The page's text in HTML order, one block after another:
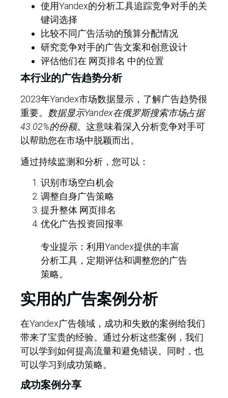
使用Yandex的分析工具追踪竞争对手的关
键词选择
比较不同广告活动的预算分配情况
研究竞争对手的广告文案和创意设计
评估他们在 网页排名 中的位置
本行业的广告趋势分析
2023年Yandex市场数据显示，了解广告趋势很
重要。 数据显示Yandex在俄罗斯搜索市场占据
43.02%的份额。这意味着深入分析竞争对手可
以帮助您在市场中脱颖而出。
通过持续监测和分析，您可以：
识别市场空白机会
调整自身广告策略
提升整体 网页排名
优化广告投资回报率
专业提示：利用Yandex提供的丰富
分析工具，定期评估和调整您的广告
策略。
实用的广告案例分析
在Yandex广告领域，成功和失败的案例给我们
带来了宝贵的经验。通过分析这些案例，我们
可以学到如何提高流量和避免错误。同时，也
可以学习到成功策略。
成功案例分享